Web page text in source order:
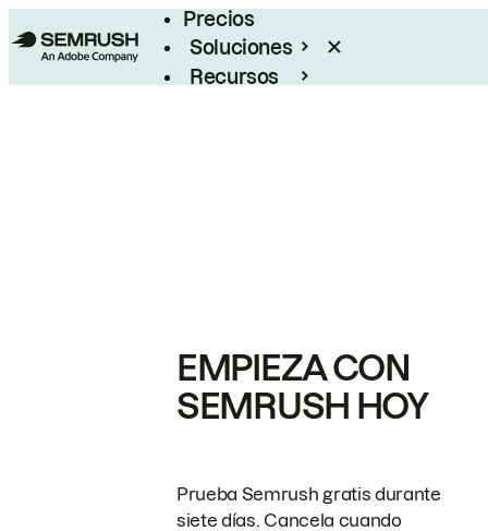
Precios
Soluciones
Recursos
EMPIEZA CON
SEMRUSH HOY
Prueba Semrush gratis durante
siete días. Cancela cuando